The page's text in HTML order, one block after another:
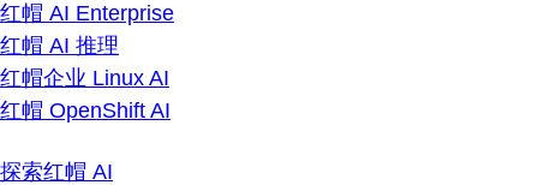
红帽 AI Enterprise
红帽 AI 推理
红帽企业 Linux AI
红帽 OpenShift AI
探索红帽 AI